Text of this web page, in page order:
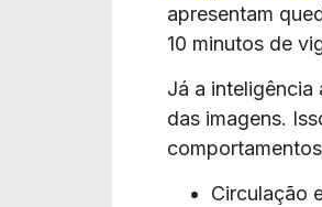
apresentam
10 minutos de
Já a inteligência
das imagens.
Circulação